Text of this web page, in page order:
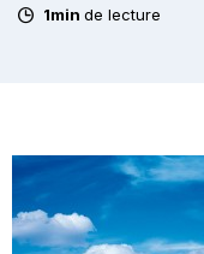
1min de lecture